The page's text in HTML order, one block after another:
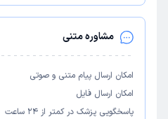
مشاوره متنی
امکان ارسال پیام متنی و صوتی
امکان ارسال فایل
پاسخگویی پزشک در کمتر از ۲۴ ساعت